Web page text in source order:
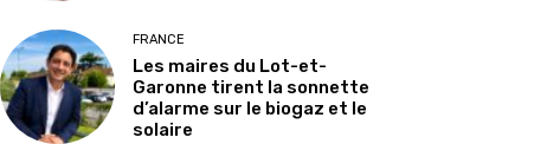
FRANCE
Les maires du Lot-et-
Garonne tirent la sonnette
d’alarme sur le biogaz et le
solaire